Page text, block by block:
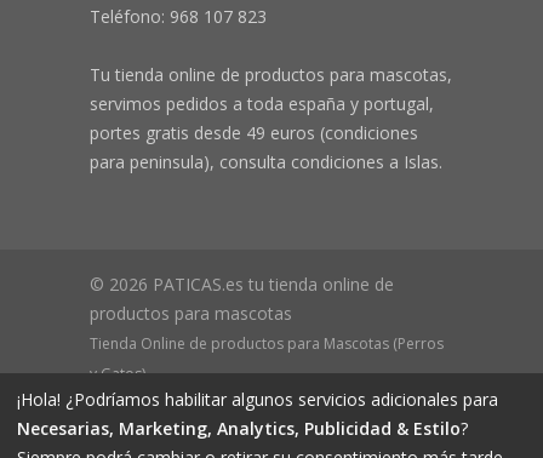
Teléfono: 968 107 823
Tu tienda online de productos para mascotas,
servimos pedidos a toda españa y portugal,
portes gratis desde 49 euros (condiciones
para peninsula), consulta condiciones a Islas.
© 2026 PATICAS.es tu tienda online de
productos para mascotas
Tienda Online de productos para Mascotas (Perros
y Gatos)
CIF B73648305 Domicilio: Av Monteazahar, 4 1º Izq,
30570, Beniaján (MURCIA) - ESPAÑA Inscrita en el
¡Hola! ¿Podríamos habilitar algunos servicios adicionales para
Necesarias, Marketing, Analytics, Publicidad & Estilo?